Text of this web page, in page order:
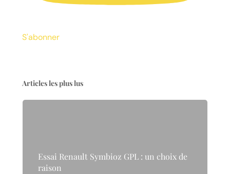
S'abonner
Articles les plus lus
Essai Renault Symbioz GPL : un choix de
raison